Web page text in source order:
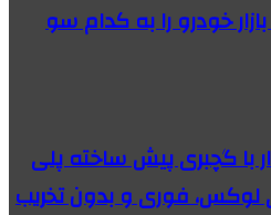
خودرو را به کدام سو
با گچبری پیش ساخته پلی
لوکس، فوری و بدون تخریب